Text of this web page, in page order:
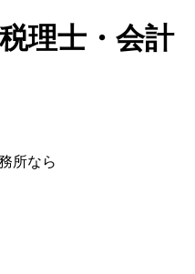
理士・会計
所なら